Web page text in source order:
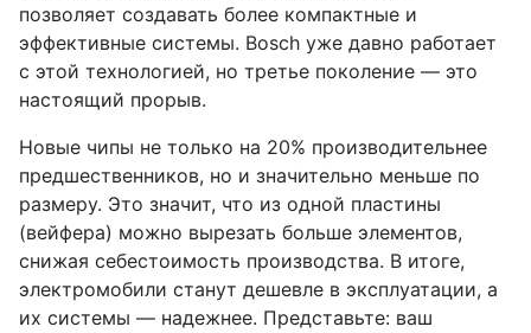
позволяет создавать более компактные и
эффективные системы. Bosch уже давно работает
с этой технологией, но третье поколение — это
настоящий прорыв.
Новые чипы не только на 20% производительнее
предшественников, но и значительно меньше по
размеру. Это значит, что из одной пластины
(вейфера) можно вырезать больше элементов,
снижая себестоимость производства. В итоге,
электромобили станут дешевле в эксплуатации, а
их системы — надежнее. Представьте: ваш